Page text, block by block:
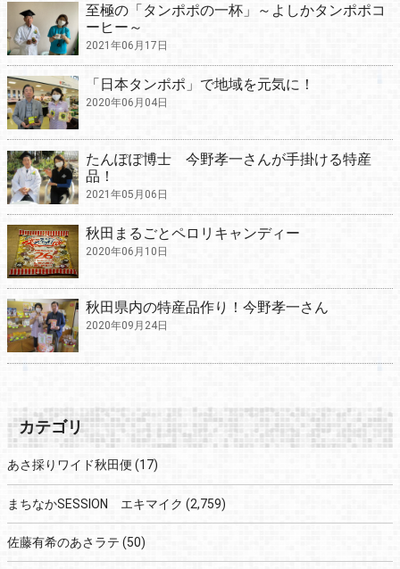
至極の「タンポポの一杯」～よしかタンポポコ
ーヒー～
2021年06月17日
「日本タンポポ」で地域を元気に！
2020年06月04日
たんぽぽ博士 今野孝一さんが手掛ける特産
品！
2021年05月06日
秋田まるごとペロリキャンディー
2020年06月10日
秋田県内の特産品作り！今野孝一さん
2020年09月24日
カテゴリ
あさ採りワイド秋田便 (17)
まちなかSESSION エキマイク (2,759)
佐藤有希のあさラテ (50)